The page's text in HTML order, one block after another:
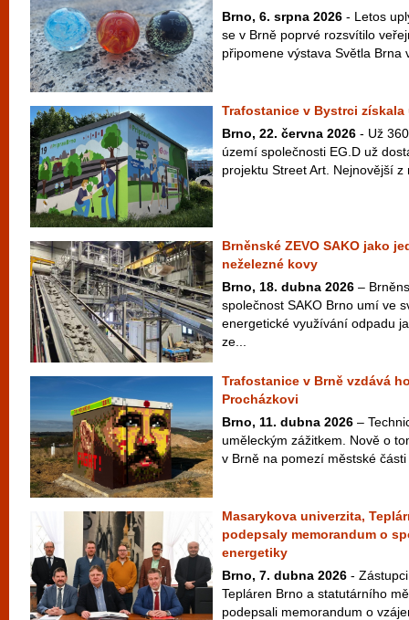
Brno, 6. srpna 2026 - Letos
se v Brně poprvé rozsvítilo
připomene výstava Světla Brna
Trafostanice v Bystrci získala
Brno, 22. června 2026 - Už
území společnosti EG.D už
projektu Street Art. Nejnovější z
Brněnské ZEVO SAKO jako
neželezné kovy
Brno, 18. dubna 2026 –
společnost SAKO Brno umí ve
energetické využívání odpadu
ze...
Trafostanice v Brně vzdává
Procházkovi
Brno, 11. dubna 2026 –
uměleckým zážitkem. Nově o
v Brně na pomezí městské
Masarykova univerzita,
podepsaly memorandum o
energetiky
Brno, 7. dubna 2026 -
Tepláren Brno a statutárního
podepsali memorandum o